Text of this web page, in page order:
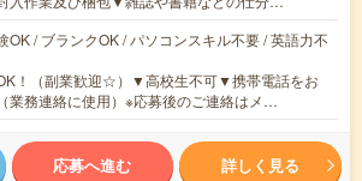
OK / ブランクOK / パソコンスキル不要 / 英語力不
！（副業歓迎☆）▼高校生不可▼携帯電話をお
業務連絡に使用）※応募後のご連絡はメ…
応募へ進む 詳しく見る